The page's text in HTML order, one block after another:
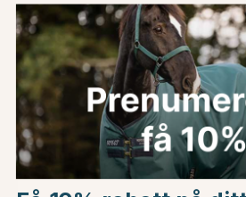
Guld Vit
Choose country